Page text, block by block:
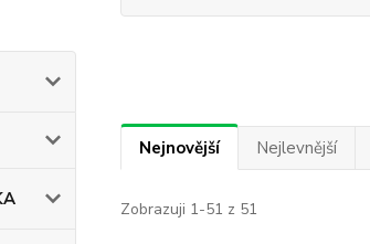
Nejnovější Nejlevnější
Zobrazuji 1-51 z 51